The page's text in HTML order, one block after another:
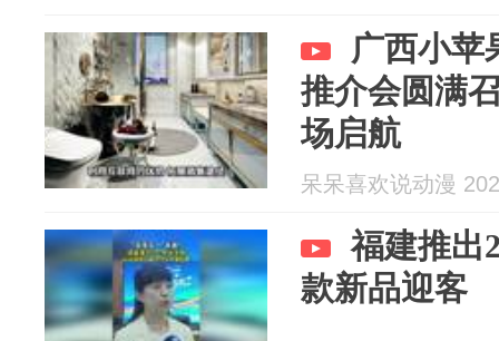
广西小苹
推介会圆满
场启航
呆呆喜欢说动漫
福建推出
款新品迎客